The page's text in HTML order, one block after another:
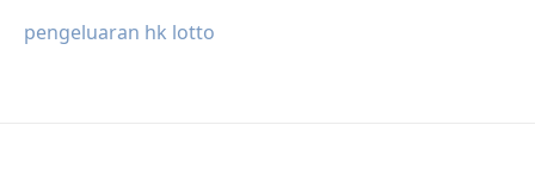
pengeluaran hk lotto